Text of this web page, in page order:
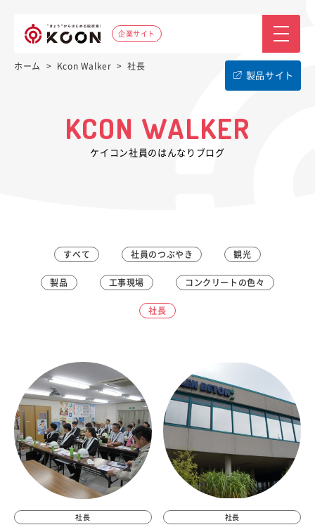
企業サイト
製品サイト
ホーム > Kcon Walker > 社長
KCON WALKER
ケイコン社員のはんなりブログ
すべて 社員のつぶやき 観光
製品 工事現場 コンクリートの色々
社長
社長 社長